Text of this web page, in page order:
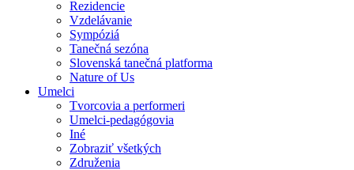
Rezidencie
Vzdelávanie
Sympóziá
Tanečná sezóna
Slovenská tanečná platforma
Nature of Us
Umelci
Tvorcovia a performeri
Umelci-pedagógovia
Iné
Zobraziť všetkých
Združenia